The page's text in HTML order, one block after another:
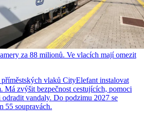
za 88 milionů. Ve vlacích mají omezit
vlaků CityElefant instalovat
Má zvýšit bezpečnost cestujících, pomoci
vandaly. Do podzimu 2027 se
55 soupravách.